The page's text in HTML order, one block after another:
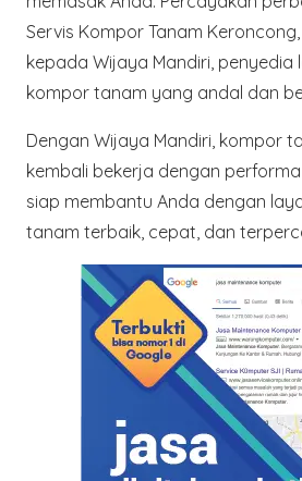
Servis Kompor Tanam
kepada Wijaya Mandiri, penyedia
kompor tanam yang andal dan
Dengan Wijaya Mandiri, kompor
kembali bekerja dengan
siap membantu Anda dengan
tanam terbaik, cepat, dan